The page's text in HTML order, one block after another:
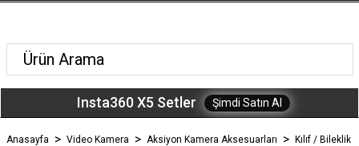
Insta360 X5 Setler Şimdi Satın Al
Anasayfa Video Kamera Aksiyon Kamera Aksesuarları Kılıf / Bileklik